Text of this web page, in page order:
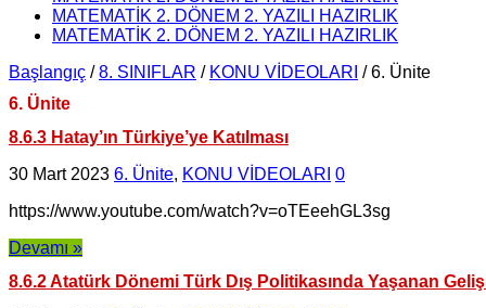
MATEMATİK 2. DÖNEM 2. YAZILI HAZIRLIK
MATEMATİK 2. DÖNEM 2. YAZILI HAZIRLIK
Başlangıç / 8. SINIFLAR / KONU VİDEOLARI / 6. Ünite
6. Ünite
8.6.3 Hatay’ın Türkiye’ye Katılması
30 Mart 2023 6. Ünite, KONU VİDEOLARI 0
https://www.youtube.com/watch?v=oTEeehGL3sg
Devamı »
8.6.2 Atatürk Dönemi Türk Dış Politikasında Yaşanan